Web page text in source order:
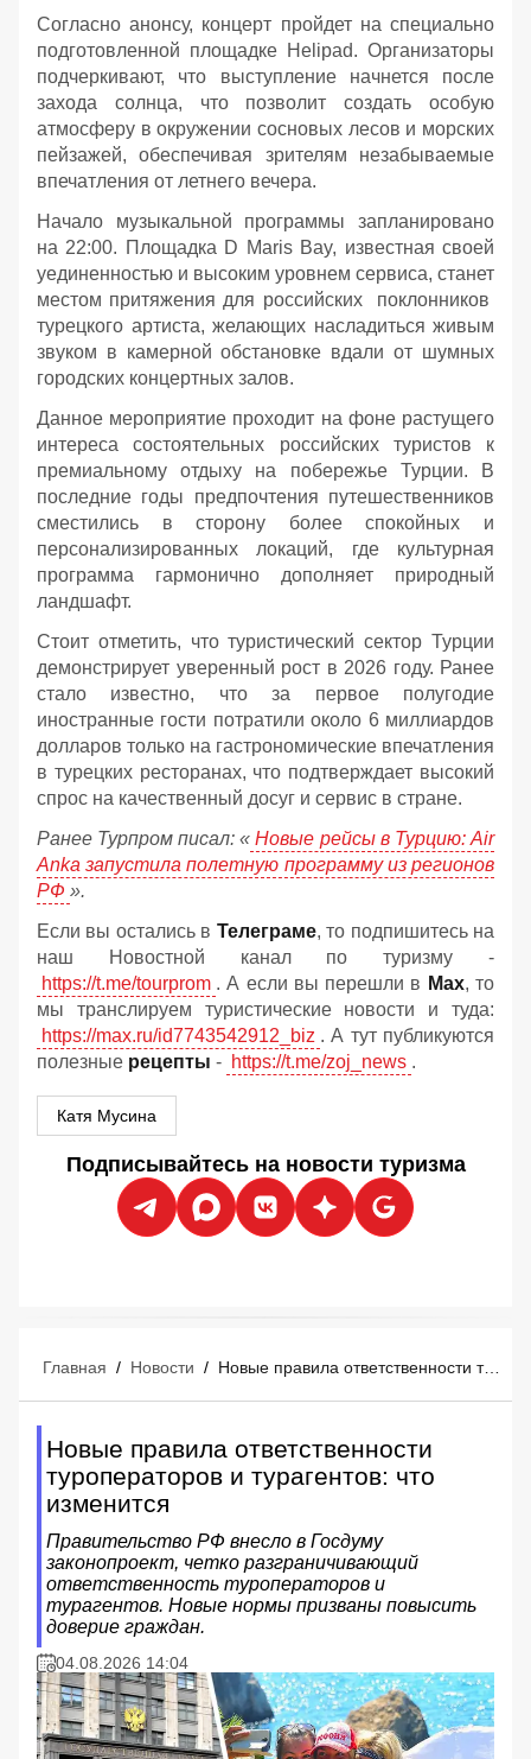
Согласно анонсу, концерт пройдет на специально
подготовленной площадке Helipad. Организаторы
подчеркивают, что выступление начнется после
захода солнца, что позволит создать особую
атмосферу в окружении сосновых лесов и морских
пейзажей, обеспечивая зрителям незабываемые
впечатления от летнего вечера.
Начало музыкальной программы запланировано
на 22:00. Площадка D Maris Bay, известная своей
уединенностью и высоким уровнем сервиса, станет
местом притяжения для российских поклонников
турецкого артиста, желающих насладиться живым
звуком в камерной обстановке вдали от шумных
городских концертных залов.
Данное мероприятие проходит на фоне растущего
интереса состоятельных российских туристов к
премиальному отдыху на побережье Турции. В
последние годы предпочтения путешественников
сместились в сторону более спокойных и
персонализированных локаций, где культурная
программа гармонично дополняет природный
ландшафт.
Стоит отметить, что туристический сектор Турции
демонстрирует уверенный рост в 2026 году. Ранее
стало известно, что за первое полугодие
иностранные гости потратили около 6 миллиардов
долларов только на гастрономические впечатления
в турецких ресторанах, что подтверждает высокий
спрос на качественный досуг и сервис в стране.
Ранее Турпром писал: « Новые рейсы в Турцию: Air
Anka запустила полетную программу из регионов
РФ ».
Если вы остались в Телеграме, то подпишитесь на
наш Новостной канал по туризму -
https://t.me/tourprom . А если вы перешли в Мах, то
мы транслируем туристические новости и туда:
https://max.ru/id7743542912_biz . А тут публикуются
полезные рецепты - https://t.me/zoj_news .
Катя Мусина
Подписывайтесь на новости туризма
Главная / Новости / Новые правила ответственности туроператоров и турагентов: что изменится
Новые правила ответственности
туроператоров и турагентов: что
изменится
Правительство РФ внесло в Госдуму
законопроект, четко разграничивающий
ответственность туроператоров и
турагентов. Новые нормы призваны повысить
доверие граждан.
04.08.2026 14:04